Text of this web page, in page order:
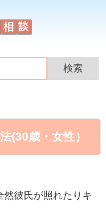
(30歳・女性）
彼氏が照れたりキ